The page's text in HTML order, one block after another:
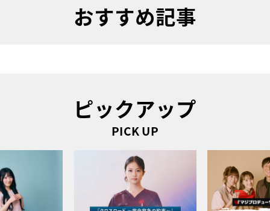
おすすめ記事
ピックアップ
PICK UP